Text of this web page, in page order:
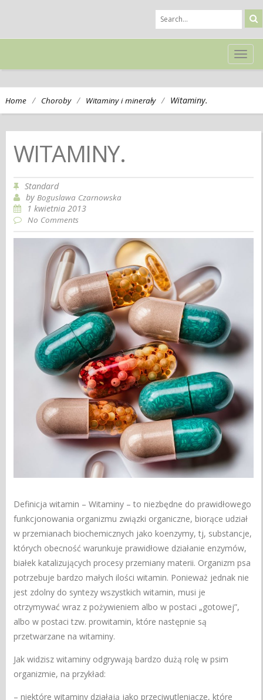
Home / Choroby / Witaminy i minerały / Witaminy.
WITAMINY.
Standard
byBoguslawa Czarnowska
1 kwietnia 2013
No Comments
Definicja witamin – Witaminy – to niezbędne do prawidłowego
funkcjonowania organizmu związki organiczne, biorące udział
w przemianach biochemicznych jako koenzymy, tj, substancje,
których obecność warunkuje prawidłowe działanie enzymów,
białek katalizujących procesy przemiany materii. Organizm psa
potrzebuje bardzo małych ilości witamin. Ponieważ jednak nie
jest zdolny do syntezy wszystkich witamin, musi je
otrzymywać wraz z pożywieniem albo w postaci „gotowej”,
albo w postaci tzw. prowitamin, które następnie są
przetwarzane na witaminy.
Jak widzisz witaminy odgrywają bardzo dużą rolę w psim
organizmie, na przykład:
– niektóre witaminy działają jako przeciwutleniacze, które